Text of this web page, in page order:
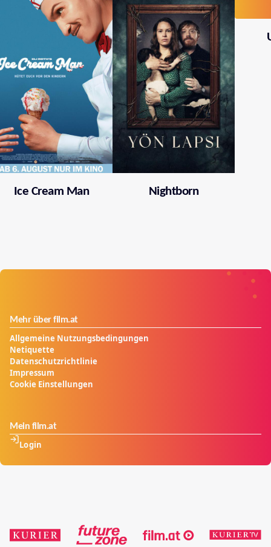
Ice Cream Man Nightborn
Mehr über film.at
Allgemeine Nutzungsbedingungen
Netiquette
Datenschutzrichtlinie
Impressum
Cookie Einstellungen
Mein film.at
Login